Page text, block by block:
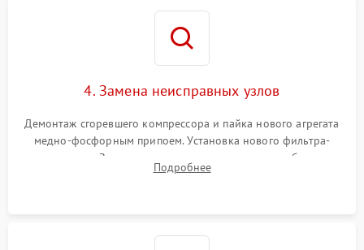
4. Замена неисправных узлов
Демонтаж сгоревшего компрессора и пайка нового агрегата
медно-фосфорным припоем. Установка нового фильтра-
осушителя. Замена изношенных вентиляторов обдува,
сломанных заслонок или поврежденных дверных петель.
Подробнее